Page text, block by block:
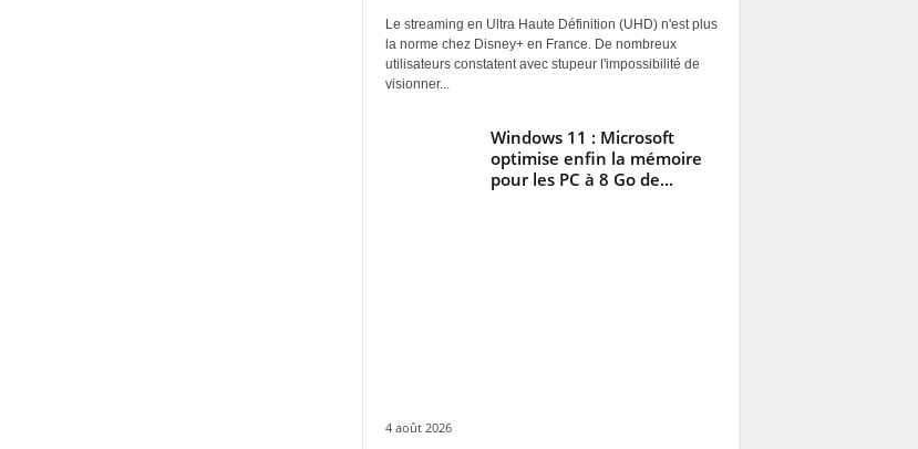
Le streaming en Ultra Haute Définition (UHD) n'est plus
la norme chez Disney+ en France. De nombreux
utilisateurs constatent avec stupeur l'impossibilité de
visionner...
Windows 11 : Microsoft
optimise enfin la mémoire
pour les PC à 8 Go de...
4 août 2026